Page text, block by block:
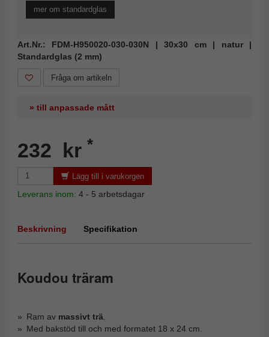
mer om standardglas
Art.Nr.: FDM-H950020-030-030N | 30x30 cm | natur |
Standardglas (2 mm)
Fråga om artikeln
» till anpassade mått
232 kr *
Lägg till i varukorgen
Leverans inom: 4 - 5 arbetsdagar
Beskrivning Specifikation
Koudou träram
Ram av massivt trä
Med bakstöd till och med formatet 18 x 24 cm.